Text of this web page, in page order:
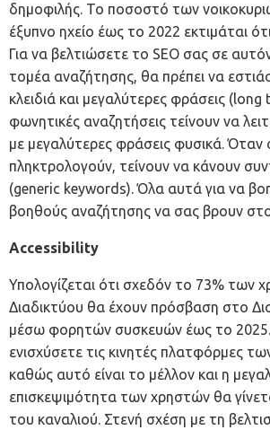
δημοφιλής. Το ποσοστό των
έξυπνο ηχείο έως το 2022 εκτιμάται
Για να βελτιώσετε το SEO σας σε
τομέα αναζήτησης, θα πρέπει να
κλειδιά και μεγαλύτερες φράσεις
φωνητικές αναζητήσεις τείνουν να
με μεγαλύτερες φράσεις φυσικά. Όταν
πληκτρολογούν, τείνουν να κάνουν
(generic keywords). Όλα αυτά για να
βοηθούς αναζήτησης να σας βρουν
Accessibility
Υπολογίζεται ότι σχεδόν το 73% των
Διαδικτύου θα έχουν πρόσβαση στο
μέσω φορητών συσκευών έως το 2025.
ενισχύσετε τις κινητές πλατφόρμες
καθώς αυτό είναι το μέλλον και η
επισκεψιμότητα των χρηστών θα
του καναλιού. Στενή σχέση με τη